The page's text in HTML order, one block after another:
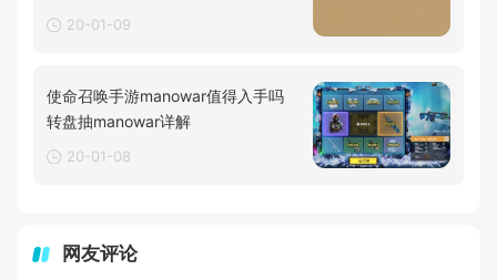
20-01-09
使命召唤手游manowar值得入手吗
转盘抽manowar详解
20-01-08
网友评论